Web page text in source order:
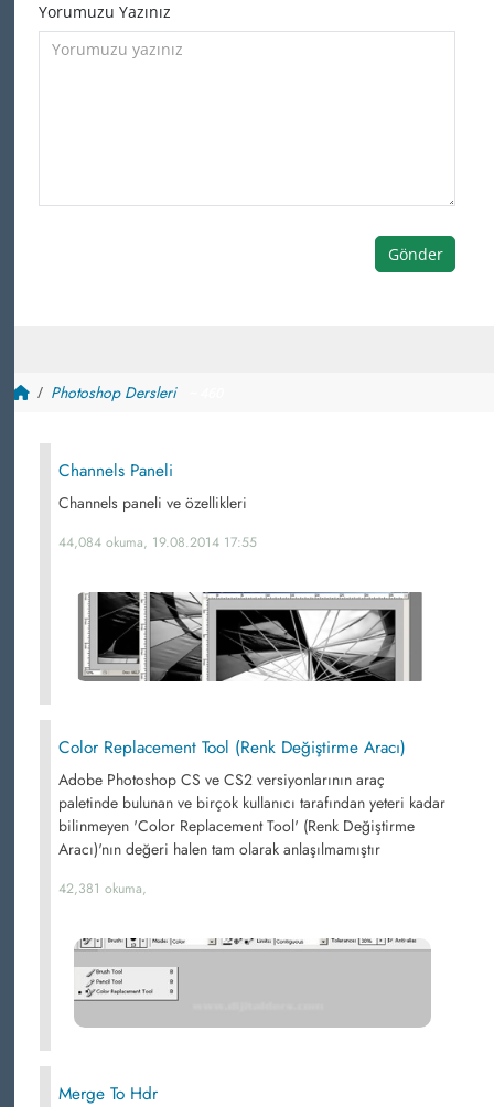
Yorumuzu Yazınız
Gönder
Photoshop Dersleri
Channels Paneli
Channels paneli ve özellikleri
44,084 okuma, 19.08.2014 17:55
Color Replacement Tool (Renk Değiştirme Aracı)
Adobe Photoshop CS ve CS2 versiyonlarının araç
paletinde bulunan ve birçok kullanıcı tarafından yeteri kadar
bilinmeyen 'Color Replacement Tool' (Renk Değiştirme
Aracı)'nın değeri halen tam olarak anlaşılmamıştır
42,381 okuma,
Merge To Hdr